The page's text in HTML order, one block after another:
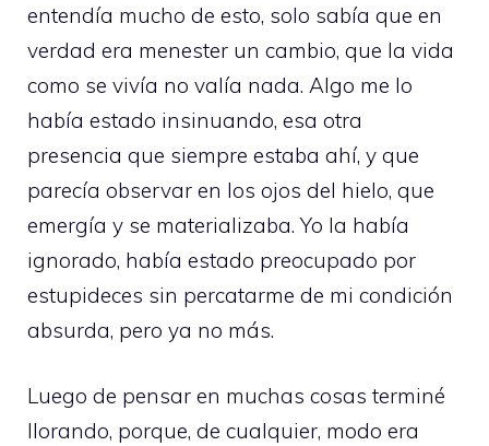
entendía mucho de esto, solo sabía que en
verdad era menester un cambio, que la vida
como se vivía no valía nada. Algo me lo
había estado insinuando, esa otra
presencia que siempre estaba ahí, y que
parecía observar en los ojos del hielo, que
emergía y se materializaba. Yo la había
ignorado, había estado preocupado por
estupideces sin percatarme de mi condición
absurda, pero ya no más.
Luego de pensar en muchas cosas terminé
llorando, porque, de cualquier, modo era